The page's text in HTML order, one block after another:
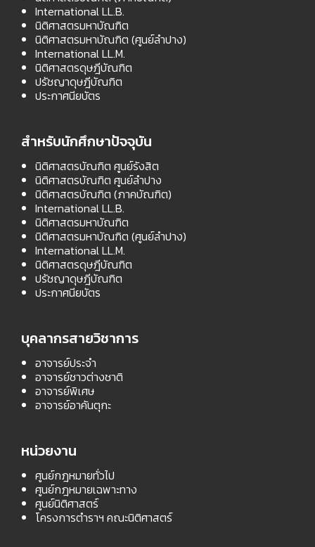
International LL.B.
นิติศาสตรมหาบัณฑิต
นิติศาสตรมหาบัณฑิต (ศูนย์ลำปาง)
International LL.M.
นิติศาสตรดุษฎีบัณฑิต
ปรัชญาดุษฎีบัณฑิต
ประกาศนียบัตร
สำหรับนักศึกษาปัจจุบัน
นิติศาสตรบัณฑิต ศูนย์รังสิต
นิติศาสตรบัณฑิต ศูนย์ลำปาง
นิติศาสตรบัณฑิต (ภาคบัณฑิต)
International LL.B.
นิติศาสตรมหาบัณฑิต
นิติศาสตรมหาบัณฑิต (ศูนย์ลำปาง)
International LL.M.
นิติศาสตรดุษฎีบัณฑิต
ปรัชญาดุษฎีบัณฑิต
ประกาศนียบัตร
บุคลากรสายวิชาการ
อาจารย์ประจำ
อาจารย์ชาวต่างชาติ
อาจารย์พิเศษ
อาจารย์อาคันตุกะ
หน่วยงาน
ศูนย์กฎหมายทั่วไป
ศูนย์กฎหมายเฉพาะทาง
ศูนย์นิติศาสตร์
โครงการตำราฯ คณะนิติศาสตร์